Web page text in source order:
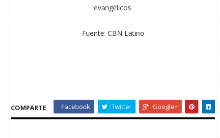
evangélicos.
Fuente: CBN Latino
COMPARTE Facebook Twitter Google+